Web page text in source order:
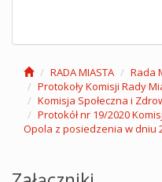
RADA MIASTA Rada
Protokoły Komisji Rady
Komisja Społeczna i
Protokół nr 19/2020
Opola z posiedzenia w dniu